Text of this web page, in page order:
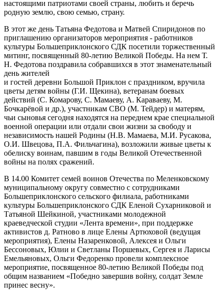
настоящими патриотами своей страны, любить и беречь
родную землю, свою семью, страну.
В этот же день Татьяна Федотова и Матвей Спиридонов по
приглашению организаторов мероприятия - работников
культуры Большеприклонского СДК посетили торжественный
митинг, посвященный 80-летию Великой Победы. На нем Т.
Н. Федотова поздравила собравшихся в этот знаменательный
день жителей
и гостей деревни Большой Приклон с праздником, вручила
цветы детям войны (Г.И. Щекина), ветеранам боевых
действий (С. Комарову, С. Мамаеву, А. Караваеву, М.
Бочкарёвой и др.), участникам СВО (М. Тейдер) и матерям,
чьи сыновья сегодня находятся на переднем крае специальной
военной операции или отдали свои жизни за свободу и
независимость нашей Родины (Н.В. Мамаева, М.И. Русакова,
О.И. Швецова, П.А. Фильчагина), возложили живые цветы к
обелиску воинам, павшим в годы Великой Отечественной
войны на полях сражений.
В 14.00 Комитет семей воинов Отечества по Меленковскому
муниципальному округу совместно с сотрудниками
Большеприклонского сельского филиала, работниками
культуры Большеприклонского СДК Еленой Сухарниковой и
Татьяной Шейкиной, участниками молодежной
краеведческой студии «Лента времени», при поддержке
активистов д. Ратново в лице Елены Артюховой (ведущая
мероприятия), Елены Назаренковой, Алексея и Ольги
Бессоновых, Юлии и Светланы Поршевых, Сергея и Ларисы
Емельяновых, Ольги Федоренко провели комплексное
мероприятие, посвященное 80-летию Великой Победы под
общим названием «Победно завершив войну, солдат Земле
принес весну».